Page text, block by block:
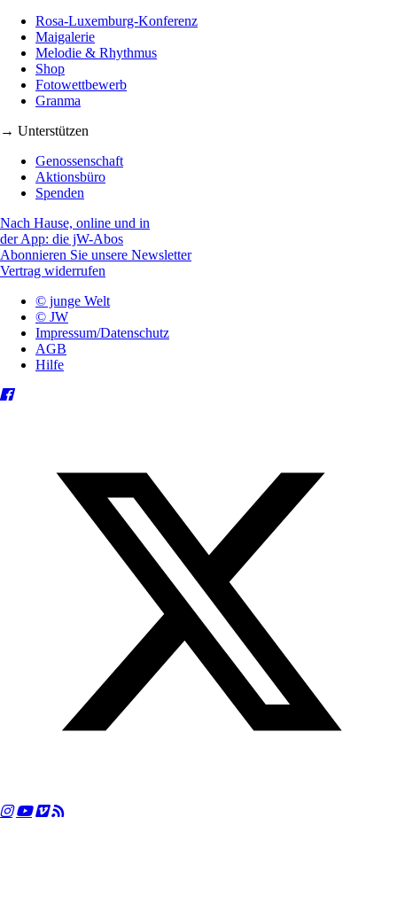
Rosa-Luxemburg-Konferenz
Maigalerie
Melodie & Rhythmus
Shop
Fotowettbewerb
Granma
→ Unterstützen
Genossenschaft
Aktionsbüro
Spenden
Nach Hause, online und in
der App: die jW-Abos
Abonnieren Sie unsere Newsletter
Vertrag widerrufen
© junge Welt
© JW
Impressum/Datenschutz
AGB
Hilfe